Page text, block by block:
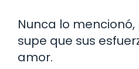
Nunca lo
supe que sus
amor.